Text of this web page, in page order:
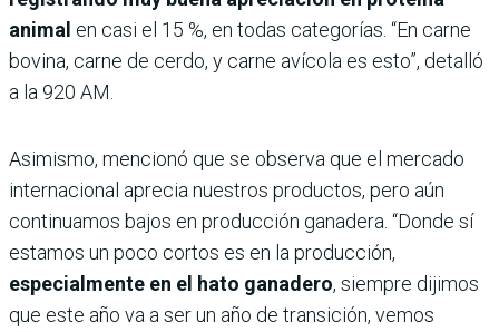
animal en casi el 15 %, en todas categorías. “En carne
bovina, carne de cerdo, y carne avícola es esto”, detalló
a la 920 AM.
Asimismo, mencionó que se observa que el mercado
internacional aprecia nuestros productos, pero aún
continuamos bajos en producción ganadera. “Donde sí
estamos un poco cortos es en la producción,
especialmente en el hato ganadero, siempre dijimos
que este año va a ser un año de transición, vemos